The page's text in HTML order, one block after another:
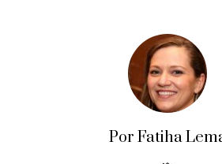
Por Fatiha